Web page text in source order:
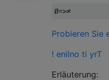
Probieren Sie
! enilno ti yrT
Erläuterung: